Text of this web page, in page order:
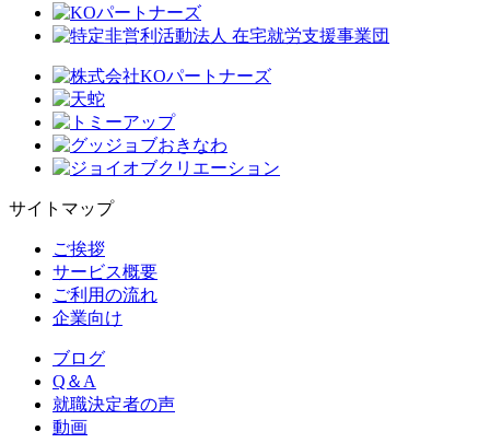
サイトマップ
ご挨拶
サービス概要
ご利用の流れ
企業向け
ブログ
Q＆A
就職決定者の声
動画